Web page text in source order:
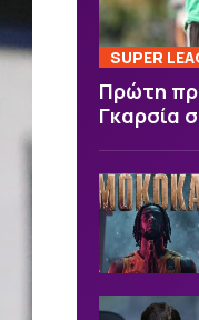
SUPER
Πρώτη
Γκαρσία